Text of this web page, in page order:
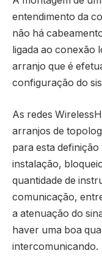
entendimento da
não há
ligada ao conexão
arranjo que é
configuração do
As redes
arranjos de
para esta
instalação,
quantidade de
comunicação,
a atenuação do
haver uma boa
intercomunicando.